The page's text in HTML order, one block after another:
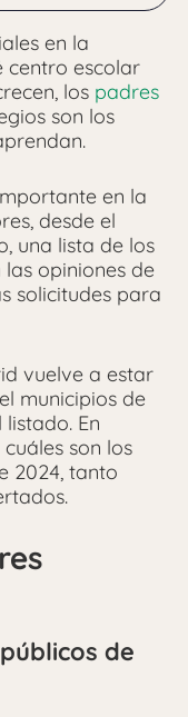
en la
centro escolar
los padres
son los
en la
desde el
una lista de los
opiniones de
solicitudes para
vuelve a estar
municipios de
En
son los
2024, tanto
de